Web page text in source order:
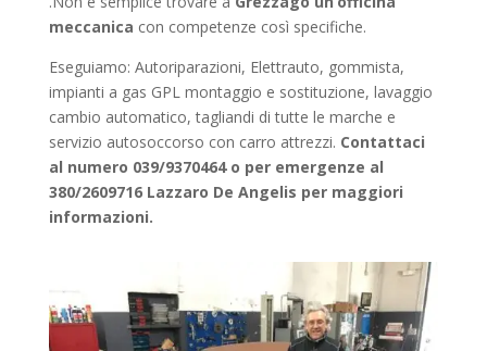
meccanica con competenze così specifiche.
Eseguiamo: Autoriparazioni, Elettrauto, gommista,
impianti a gas GPL montaggio e sostituzione, lavaggio
cambio automatico, tagliandi di tutte le marche e
servizio autosoccorso con carro attrezzi. Contattaci
al numero 039/9370464 o per emergenze al
380/2609716 Lazzaro De Angelis per maggiori
informazioni.